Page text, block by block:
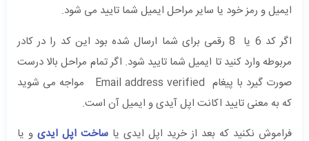
ایمیل و رمز خود یا سایر مراحل ایمیل شما تایید می شود.
اگر کد 6 یا 8 رقمی برای شما ارسال شده بود این کد را در کادر
مربوطه وارد کنید تا ایمیل شما تایید شود. اگر تمام مراحل بالا درست
صورت گیرد با پیغام Email address verified مواجه می شوید
که به معنی تایید اکانت اپل آیدی و ایمیل آن است.
فراموش نکنید که بعد از خرید اپل ایدی یا ساخت اپل ایدی و یا